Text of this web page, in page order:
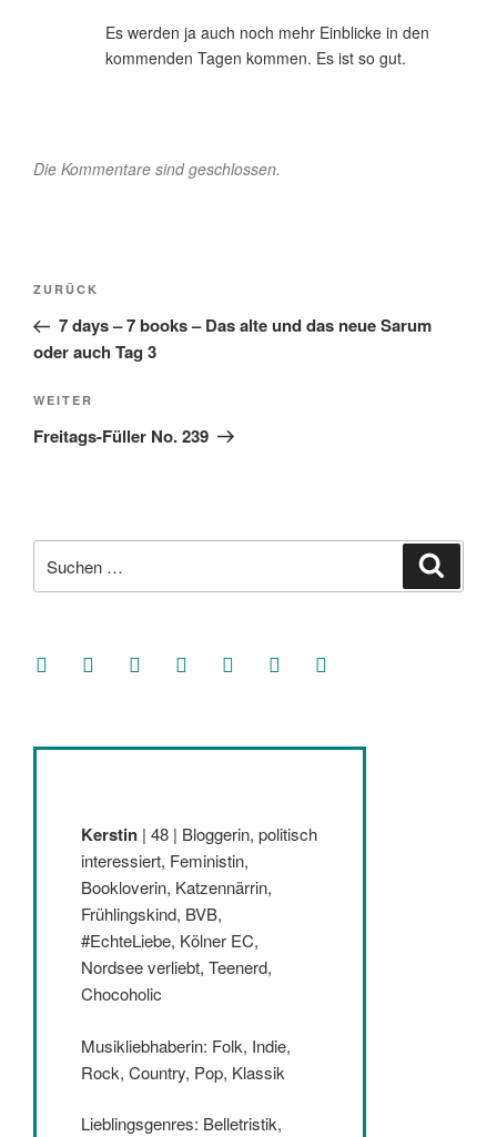
Es werden ja auch noch mehr Einblicke in den
kommenden Tagen kommen. Es ist so gut.
Die Kommentare sind geschlossen.
Beitragsnavigation
Vorheriger
Beitrag
ZURÜCK
7 days – 7 books – Das alte und das neue Sarum
oder auch Tag 3
Nächster
Beitrag
WEITER
Freitags-Füller No. 239
nach:
facebooksoundcloud
twitter mastodoninstagramthreads goodreads
Kerstin | 48 | Bloggerin, politisch
interessiert, Feministin,
Bookloverin, Katzennärrin,
Frühlingskind, BVB,
#EchteLiebe, Kölner EC,
Nordsee verliebt, Teenerd,
Chocoholic
Musikliebhaberin: Folk, Indie,
Rock, Country, Pop, Klassik
Lieblingsgenres: Belletristik,